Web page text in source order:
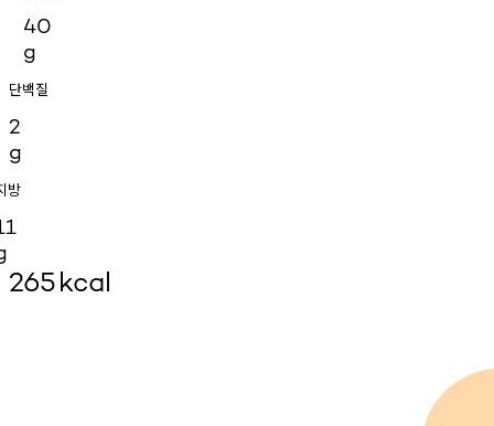
40
g
단백질
2
g
방
265kcal